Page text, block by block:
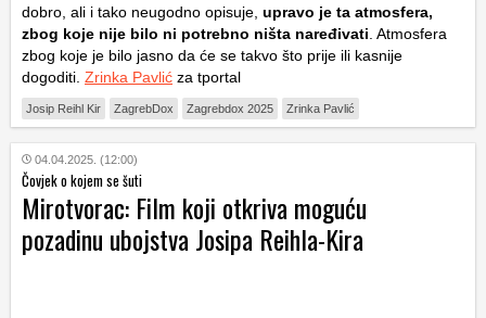
dobro, ali i tako neugodno opisuje, upravo je ta atmosfera,
zbog koje nije bilo ni potrebno ništa naređivati . Atmosfera
zbog koje je bilo jasno da će se takvo što prije ili kasnije
dogoditi. Zrinka Pavlić za tportal
Josip Reihl Kir ZagrebDox Zagrebdox 2025 Zrinka Pavlić
04.04.2025. (12:00)
Čovjek o kojem se šuti
Mirotvorac: Film koji otkriva moguću
pozadinu ubojstva Josipa Reihla-Kira